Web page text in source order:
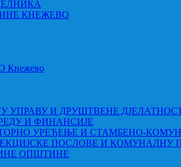
КНЕЖЕВО
Кнежево
УПРАВУ И ДРУШТВЕНЕ
И ФИНАНСИЈЕ
УРЕЂЕЊЕ И СТАМБЕНО-
ПОСЛОВЕ И КОМУНАЛНУ
ОПШТИНЕ